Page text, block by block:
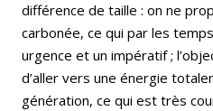
différence de taille : on ne
carbonée, ce qui par les
urgence et un impératif ;
d’aller vers une énergie
génération, ce qui est très